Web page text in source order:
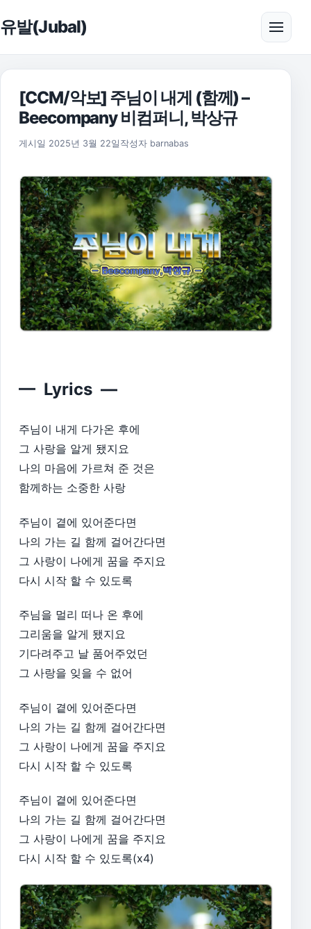
유발(Jubal) 메뉴
[CCM/악보] 주님이 내게 (함께) –
Beecompany 비컴퍼니, 박상규
게시일 2025년 3월 22일 2025년 11월 17일
작성자 barnabas
— Lyrics —
주님이 내게 다가온 후에
그 사랑을 알게 됐지요
나의 마음에 가르쳐 준 것은
함께하는 소중한 사랑
주님이 곁에 있어준다면
나의 가는 길 함께 걸어간다면
그 사랑이 나에게 꿈을 주지요
다시 시작 할 수 있도록
주님을 멀리 떠나 온 후에
그리움을 알게 됐지요
기다려주고 날 품어주었던
그 사랑을 잊을 수 없어
주님이 곁에 있어준다면
나의 가는 길 함께 걸어간다면
그 사랑이 나에게 꿈을 주지요
다시 시작 할 수 있도록
주님이 곁에 있어준다면
나의 가는 길 함께 걸어간다면
그 사랑이 나에게 꿈을 주지요
다시 시작 할 수 있도록(x4)